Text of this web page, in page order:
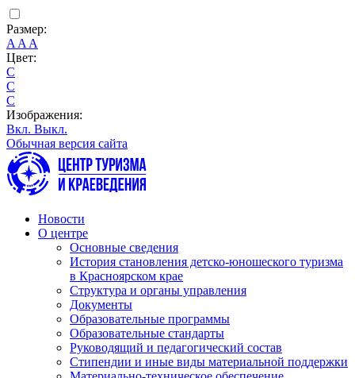
Размер:
A A A
Цвет:
C
C
C
Изображения:
Вкл. Выкл.
Обычная версия сайта
Новости
О центре
Основные сведения
История становления детско-юношеского туризма
в Красноярском крае
Структура и органы управления
Документы
Образовательные программы
Образовательные стандарты
Руководящий и педагогический состав
Стипендии и иные виды материальной поддержки